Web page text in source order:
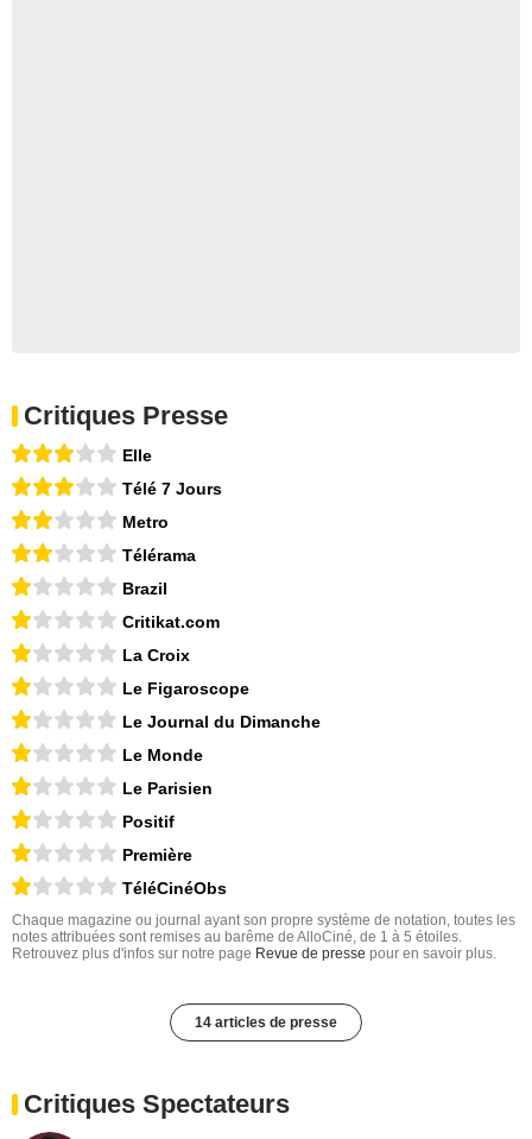
Critiques Presse
Elle
Télé 7 Jours
Metro
Télérama
Brazil
Critikat.com
La Croix
Le Figaroscope
Le Journal du Dimanche
Le Monde
Le Parisien
Positif
Première
TéléCinéObs
Chaque magazine ou journal ayant son propre système de notation, toutes les
notes attribuées sont remises au barême de AlloCiné, de 1 à 5 étoiles.
Retrouvez plus d'infos sur notre page Revue de presse pour en savoir plus.
14 articles de presse
Critiques Spectateurs